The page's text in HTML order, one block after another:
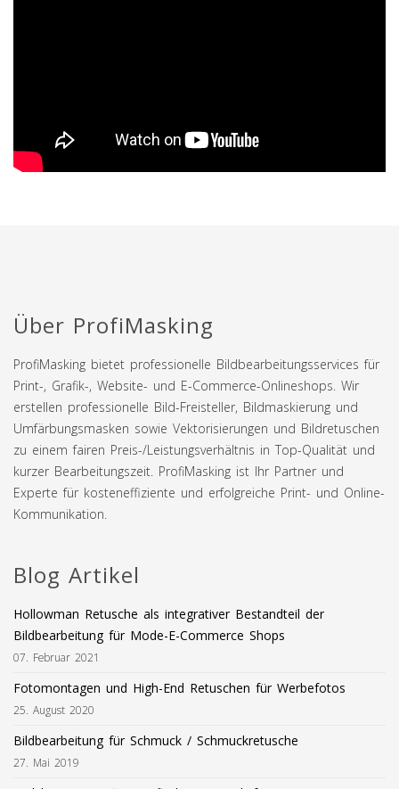
Über ProfiMasking
ProfiMasking bietet professionelle Bildbearbeitungsservices für
Print-, Grafik-, Website- und E-Commerce-Onlineshops. Wir
erstellen professionelle Bild-Freisteller, Bildmaskierung und
Umfärbungsmasken sowie Vektorisierungen und Bildretuschen
zu einem fairen Preis-/Leistungsverhältnis in Top-Qualität und
kurzer Bearbeitungszeit. ProfiMasking ist Ihr Partner und
Experte für kosteneffiziente und erfolgreiche Print- und Online-
Kommunikation.
Blog Artikel
Hollowman Retusche als integrativer Bestandteil der
Bildbearbeitung für Mode-E-Commerce Shops
07. Februar 2021
Fotomontagen und High-End Retuschen für Werbefotos
25. August 2020
Bildbearbeitung für Schmuck / Schmuckretusche
27. Mai 2019